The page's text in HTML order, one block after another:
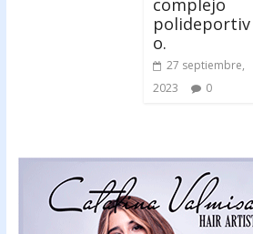
polideportiv
o.
27 septiembre,
2023
0